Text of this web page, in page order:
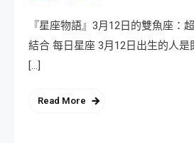
『星座物語』3月12日的雙魚座：
結合 每日星座 3月12日出生的人
[…]
Read More